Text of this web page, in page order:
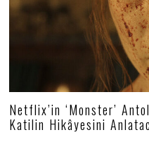
Netflix’in ‘Monster’
Katilin Hikâyesini